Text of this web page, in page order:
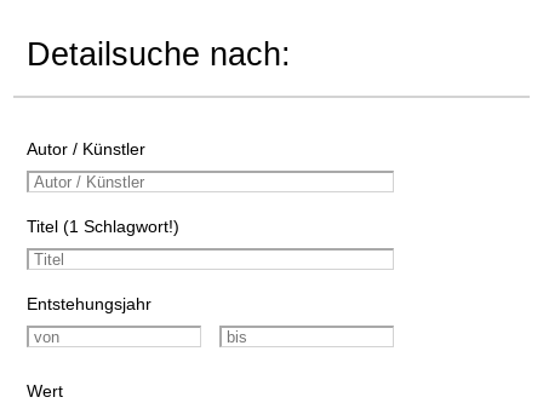
Detailsuche nach:
Autor / Künstler
Titel (1 Schlagwort!)
Entstehungsjahr
Wert